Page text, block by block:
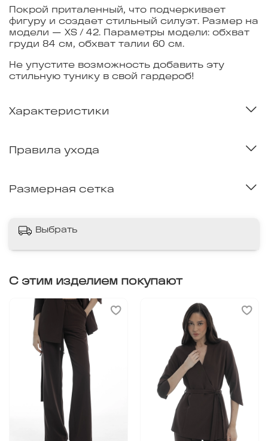
Покрой приталенный, что подчеркивает
фигуру и создает стильный силуэт. Размер на
модели — XS / 42. Параметры модели: обхват
груди 84 см, обхват талии 60 см.
Не упустите возможность добавить эту
стильную тунику в свой гардероб!
Характеристики
Правила ухода
Размерная сетка
Выбрать
С этим изделием покупают